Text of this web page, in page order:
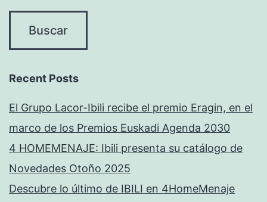
Recent Posts
El Grupo Lacor-Ibili recibe el premio Eragin, en el
marco de los Premios Euskadi Agenda 2030
4 HOMEMENAJE: Ibili presenta su catálogo de
Novedades Otoño 2025
Descubre lo último de IBILI en 4HomeMenaje